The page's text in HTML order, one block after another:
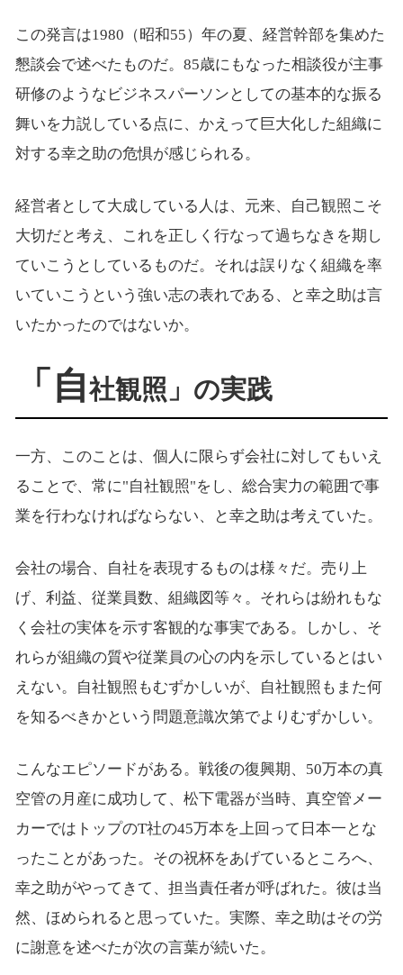
この発言は1980 （昭和55）年の夏、経営幹部を集めた
懇談会で述べたものだ。85歳にもなった相談役が主事
研修のようなビジネスパーソンとしての基本的な振る
舞いを力説している点に、かえって巨大化した組織に
対する幸之助の危惧が感じられる。
経営者として大成している人は、元来、自己観照こそ
大切だと考え、これを正しく行なって過ちなきを期し
ていこうとしているものだ。それは誤りなく組織を率
いていこうという強い志の表れである、と幸之助は言
いたかったのではないか。
「自社観照」の実践
一方、このことは、個人に限らず会社に対してもいえ
ることで、常に"自社観照"をし、総合実力の範囲で事
業を行わなければならない、と幸之助は考えていた。
会社の場合、自社を表現するものは様々だ。売り上
げ、利益、従業員数、組織図等々。それらは紛れもな
く会社の実体を示す客観的な事実である。しかし、そ
れらが組織の質や従業員の心の内を示しているとはい
えない。自社観照もむずかしいが、自社観照もまた何
を知るべきかという問題意識次第でよりむずかしい。
こんなエピソードがある。戦後の復興期、50万本の真
空管の月産に成功して、松下電器が当時、真空管メー
カーではトップのT社の45万本を上回って日本一とな
ったことがあった。その祝杯をあげているところへ、
幸之助がやってきて、担当責任者が呼ばれた。彼は当
然、ほめられると思っていた。実際、幸之助はその労
に謝意を述べたが次の言葉が続いた。